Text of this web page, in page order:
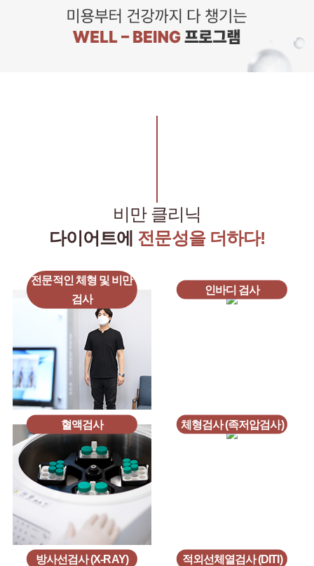
비만 클리닉
다이어트에 전문성을 더하다!
전문적인 체형 및 비만
검사
인바디 검사
혈액검사 체형검사 (족저압검사)
방사선검사 (X-RAY) 적외선체열검사 (DITI)